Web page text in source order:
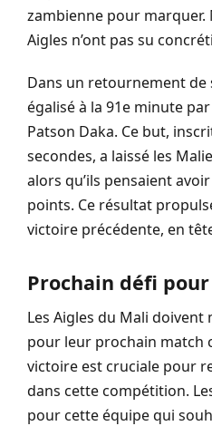
zambienne pour marquer.
Aigles n’ont pas su
Dans un retournement de
égalisé à la 91e minute
Patson Daka. Ce but,
secondes, a laissé les
alors qu’ils pensaient
points. Ce résultat
victoire précédente, en
Prochain défi
Les Aigles du Mali
pour leur prochain match
victoire est cruciale pour
dans cette compétition.
pour cette équipe qui